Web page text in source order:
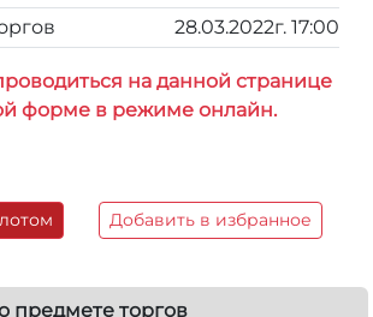
28.03.2022г. 17:00
на данной странице
форме в режиме онлайн.
Добавить в избранное
предмете торгов